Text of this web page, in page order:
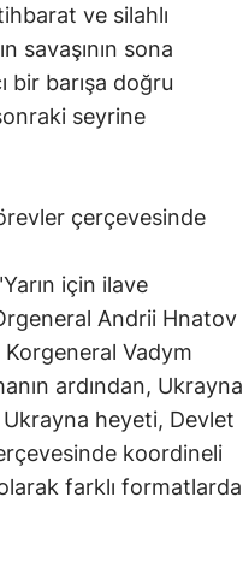
ve silahlı
savaşının sona
bir barışa doğru
seyrine
çerçevesinde
için ilave
Andrii Hnatov
Korgeneral Vadym
ardından, Ukrayna
Ukrayna heyeti, Devlet
koordineli
farklı formatlarda